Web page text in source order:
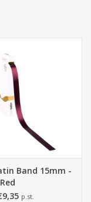
Band 15mm -
p.st.